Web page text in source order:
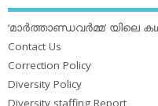
‘മാര്‍ത്താണ്ഡവര്‍മ്മ’ യിലെ
Contact Us
Correction Policy
Diversity Policy
Diversity staffing Report